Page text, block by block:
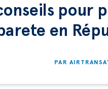
pour
en
PAR